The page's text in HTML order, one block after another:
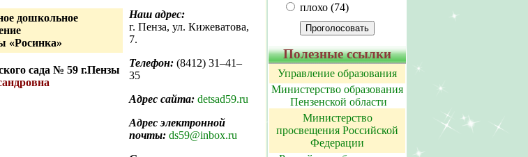
дошкольное
«Росинка»
сада № 59 г.Пензы
Наш адрес:
г. Пенза, ул. Кижеватова,
7.
Телефон: (8412) 31–41–
35
Адрес сайта: detsad59.ru
Адрес электронной
почты: ds59@inbox.ru
плохо (74)
Полезные ссылки
Управление образования
Министерство образования
Пензенской области
Министерство
просвещения Российской
Федерации